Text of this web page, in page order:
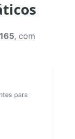
, com
para